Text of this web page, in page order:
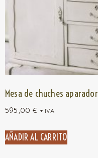
Mesa de chuches aparador
595,00 € + IVA
AÑADIR AL CARRITO